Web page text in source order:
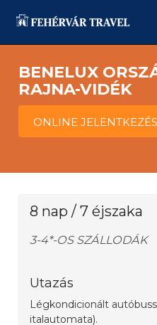
BENELUX
RAJNA-VIDÉK
ONLINE JELENTKEZÉS
8 nap / 7 éjszaka
3-4*-OS SZÁLLODÁK
Utazás
Légkondicionált
italautomata).